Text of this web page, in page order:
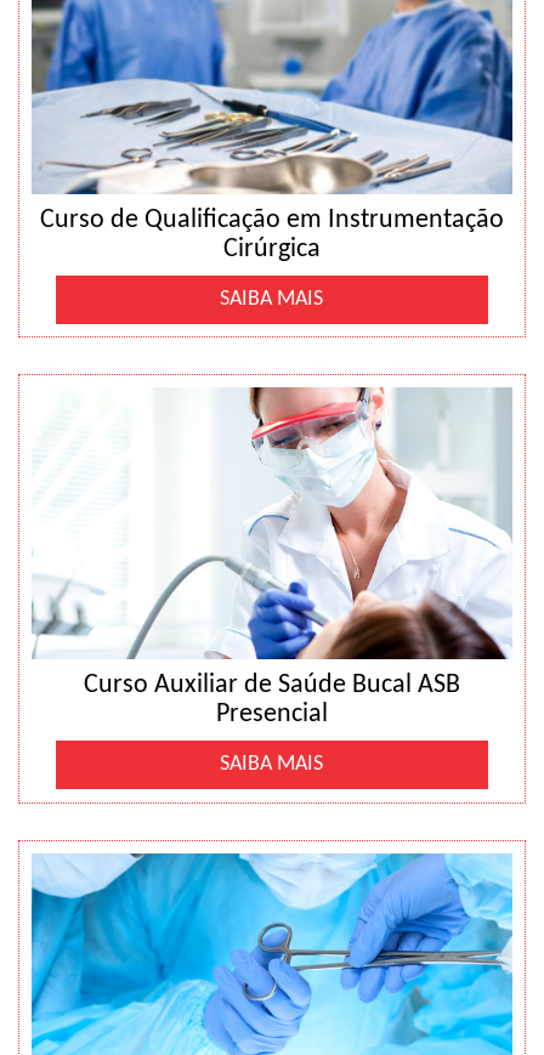
Curso de Qualificação em Instrumentação
Cirúrgica
SAIBA MAIS
Curso Auxiliar de Saúde Bucal ASB
Presencial
SAIBA MAIS